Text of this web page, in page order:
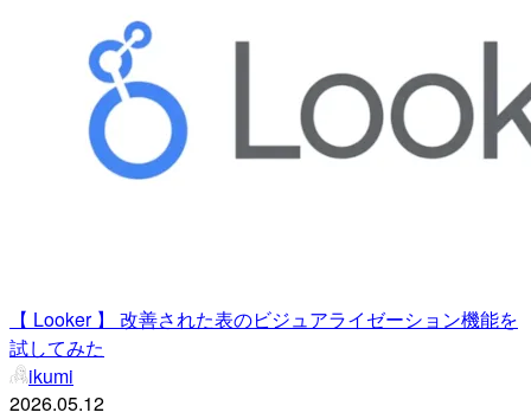
【 Looker 】 改善された表のビジュアライゼーション機能を
試してみた
ikumi
2026.05.12